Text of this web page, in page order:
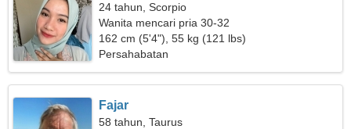
24 tahun, Scorpio
Wanita mencari pria 30-32
162 cm (5'4"), 55 kg (121 lbs)
Persahabatan
Fajar
58 tahun, Taurus